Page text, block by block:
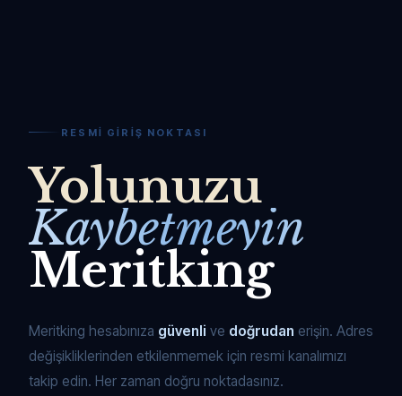
RESMI GIRIŞ NOKTASI
Yolunuzu
Kaybetmeyin
Meritking
Meritking hesabınıza güvenli ve doğrudan erişin. Adres
değişikliklerinden etkilenmemek için resmi kanalımızı
takip edin. Her zaman doğru noktadasınız.